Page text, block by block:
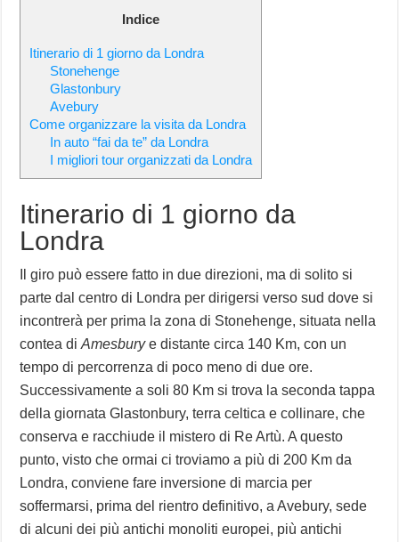
Indice
Itinerario di 1 giorno da Londra
Stonehenge
Glastonbury
Avebury
Come organizzare la visita da Londra
In auto “fai da te” da Londra
I migliori tour organizzati da Londra
Itinerario di 1 giorno da
Londra
Il giro può essere fatto in due direzioni, ma di solito si
parte dal centro di Londra per dirigersi verso sud dove si
incontrerà per prima la zona di Stonehenge, situata nella
contea diAmesburye distante circa 140 Km, con un
tempo di percorrenza di poco meno di due ore.
Successivamente a soli 80 Km si trova la seconda tappa
della giornata Glastonbury, terra celtica e collinare, che
conserva e racchiude il mistero di Re Artù. A questo
punto, visto che ormai ci troviamo a più di 200 Km da
Londra, conviene fare inversione di marcia per
soffermarsi, prima del rientro definitivo, a Avebury, sede
di alcuni dei più antichi monoliti europei, più antichi